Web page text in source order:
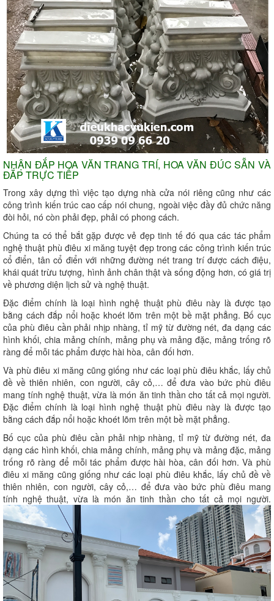
NHẬN ĐẮP HOA VĂN TRANG TRÍ, HOA VĂN ĐÚC SẴN VÀ
ĐẮP TRỰC TIẾP
Trong xây dựng thì việc tạo dựng nhà cửa nói riêng cũng như các
công trình kiến trúc cao cấp nói chung, ngoài việc đầy đủ chức năng
đòi hỏi, nó còn phải đẹp, phải có phong cách.
Chúng ta có thể bắt gặp được vẻ đẹp tinh tế đó qua các tác phẩm
nghệ thuật phù điêu xi măng tuyệt đẹp trong các công trình kiến trúc
cổ điển, tân cổ điển với những đường nét trang trí được cách điệu,
khái quát trừu tượng, hình ảnh chân thật và sống động hơn, có giá trị
về phương diện lịch sử và nghệ thuật.
Đặc điểm chính là loại hình nghệ thuật phù điêu này là được tạo
bằng cách đắp nổi hoặc khoét lõm trên một bề mặt phẳng. Bố cục
của phù điêu cần phải nhịp nhàng, tỉ mỹ từ đường nét, đa dạng các
hình khối, chia mảng chính, mảng phụ và mảng đặc, mảng trống rõ
ràng để mỗi tác phẩm được hài hòa, cân đối hơn.
Và phù điêu xi măng cũng giống như các loại phù điêu khắc, lấy chủ
đề về thiên nhiên, con người, cây cỏ,… để đưa vào bức phù điêu
mang tính nghệ thuật, vừa là món ăn tinh thần cho tất cả mọi người.
Đặc điểm chính là loại hình nghệ thuật phù điêu này là được tạo
bằng cách đắp nổi hoặc khoét lõm trên một bề mặt phẳng.
Bố cục của phù điêu cần phải nhịp nhàng, tỉ mỹ từ đường nét, đa
dạng các hình khối, chia mảng chính, mảng phụ và mảng đặc, mảng
trống rõ ràng để mỗi tác phẩm được hài hòa, cân đối hơn. Và phù
điêu xi măng cũng giống như các loại phù điêu khắc, lấy chủ đề về
thiên nhiên, con người, cây cỏ,… để đưa vào bức phù điêu mang
tính nghệ thuật, vừa là món ăn tinh thần cho tất cả mọi người.